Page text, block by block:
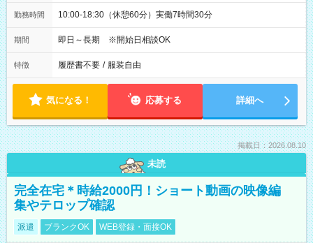
勤務時間 10:00-18:30（休憩60分）実働7時間30分
期間 即日～長期 ※開始日相談OK
特徴 履歴書不要 / 服装自由
気になる！ 応募する 詳細へ
掲載日：2026.08.10
未読
完全在宅＊時給2000円！ショート動画の映像編
集やテロップ確認
派遣 ブランクOK WEB登録・面接OK